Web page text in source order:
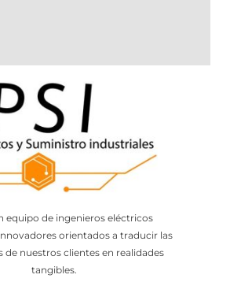
equipo de ingenieros eléctricos
orientados a traducir las
de nuestros clientes en realidades
tangibles.